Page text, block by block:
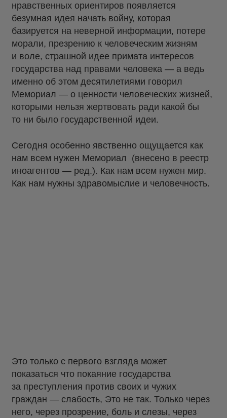
нравственных ориентиров появляется
безумная идея начать войну, которая
базируется на неверной информации, потере
морали, презрению к человеческим жизням
и воле, страшной идее примата интересов
государства над правами человека — а ведь
именно об этом десятилетиями говорил
Мемориал — о ценности человеческих жизней,
которыми нельзя жертвовать ради какой бы
то ни было государственной идеи.
Сегодня особенно явственно ощущается как
нам всем нужен Мемориал (внесено в реестр
иноагентов — ред.). Как нам всем нужен мир.
Как нам нужны здравомыслие и человечность.
Это только с первого взгляда может
показаться что покаяние государства
за преступления против своих и чужих
граждан — слабость, Это не так. Только через
него, через прозрение, боль и слезы, через